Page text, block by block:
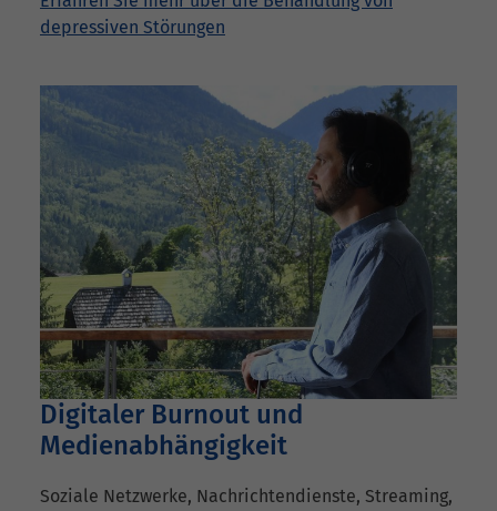
depressiven Störungen
Digitaler Burnout und
Medienabhängigkeit
Soziale Netzwerke, Nachrichtendienste, Streaming,